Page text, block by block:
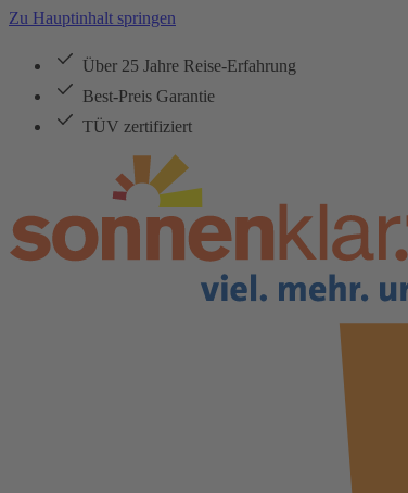
Zu Hauptinhalt springen
Über 25 Jahre Reise-Erfahrung
Best-Preis Garantie
TÜV zertifiziert